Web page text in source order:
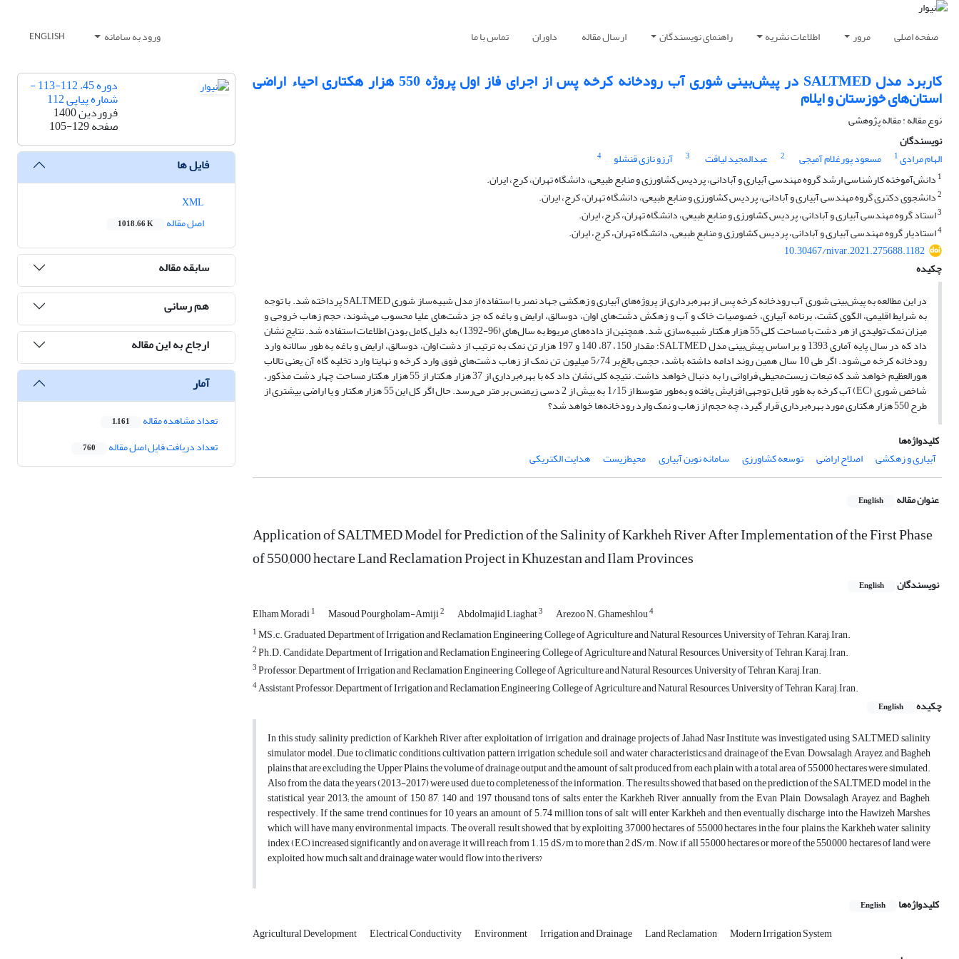
صفحه اصلی مرور اطلاعات نشریه راهنمای نویسندگان ارسال مقاله داوران تماس با ما ورود به سامانه ENGLISH
کاربرد مدل SALTMED در پیش‌بینی شوری آب رودخانه‌ کرخه پس از اجرای فاز اول پروژه 550 هزار هکتاری احیاء اراضی
استان‌های خوزستان و ایلام
نوع مقاله : مقاله پژوهشی
نویسندگان
الهام مرادی1 مسعود پورغلام آمیجی 2 عبدالمجید لیاقت 3 آرزو نازی قنشلو
4
1 دانش‌آموخته کارشناسی ارشد گروه مهندسی آبیاری و آبادانی، پردیس کشاورزی و منابع طبیعی، دانشگاه تهران، کرج، ایران.
2دانشجوی دکتری گروه مهندسی آبیاری و آبادانی، پردیس کشاورزی و منابع طبیعی، دانشگاه تهران، کرج، ایران.
3استاد گروه مهندسی آبیاری و آبادانی، پردیس کشاورزی و منابع طبیعی، دانشگاه تهران، کرج، ایران.
4استادیار گروه مهندسی آبیاری و آبادانی، پردیس کشاورزی و منابع طبیعی، دانشگاه تهران، کرج، ایران.
10.30467/nivar.2021.275688.1182
چکیده
در این مطالعه به پیش‌بینی شوری آب رودخانه کرخه پس از بهره‌برداری از پروژه‌ها‌ی آبیاری و زهکشی جهاد نصر با استفاده از مدل شبیه‌ساز شوری SALTMED پرداخته شد. با توجه
به شرایط اقلیمی، الگوی کشت، برنامه آبیاری، خصوصیات خاک و آب و زهکش دشت‌های اوان، دوسالق، ارایض و باغه که جز دشت‌های علیا محسوب می‌شوند، حجم زهاب خروجی و
میزان نمک تولیدی از هر دشت با مساحت کلی 55 هزار هکتار شبیه‌سازی شد. همچنین از داده‌ها‌ی مربوط به سال‌های (96-1392) به دلیل کامل بودن اطلاعات استفاده شد. نتایج نشان
داد که در سال پایه آماری 1393 و بر اساس پیش‌بینی مدل SALTMED؛ مقدار 150، 87، 140 و 197 هزار تن نمک به ترتیب از دشت اوان، دوسالق، ارایض و باغه به طور سالانه وارد
رودخانه کرخه می‌شود. اگر طی 10 سال همین روند ادامه داشته باشد، حجمی بالغ‌بر 5/74 میلیون تن نمک از زهاب دشت‌های فوق وارد کرخه و نهایتا وارد تخلیه گاه آن یعنی تالاب
هورالعظیم خواهد شد که تبعات زیست‌محیطی فراوانی را به دنبال خواهد داشت. نتیجه کلی نشان داد که با بهره‌برداری از 37 هزار هکتار از 55 هزار هکتار مساحت چهار دشت مذکور،
شاخص شوری (EC) آب کرخه به طور قابل‌ توجهی افزایش یافته و به‌طور متوسط از 1/15 به بیش از 2 دسی ‌زیمنس بر متر می‌رسد. حال اگر کل این 55 هزار هکتار و یا اراضی بیشتری از
طرح 550 هزار هکتاری مورد بهره‌برداری قرار گیرد، چه حجم از زهاب و نمک وارد رودخانه‌ها خواهد شد؟
کلیدواژه‌ها
آبیاری و زهکشی
اصلاح اراضی توسعه کشاورزی سامانه نوین آبیاری محیط‌زیست هدایت الکتریکی
عنوان مقاله English
Application of SALTMED Model for Prediction of the Salinity of Karkheh River After Implementation of the First Phase
of 550,000 hectare Land Reclamation Project in Khuzestan and Ilam Provinces
نویسندگان English
Elham Moradi1 Masoud Pourgholam-Amiji2 Abdolmajid Liaghat3 Arezoo N. Ghameshlou4
1MS.c. Graduated, Department of Irrigation and Reclamation Engineering, College of Agriculture and Natural Resources, University of Tehran, Karaj, Iran.
2Ph.D. Candidate, Department of Irrigation and Reclamation Engineering, College of Agriculture and Natural Resources, University of Tehran, Karaj, Iran.
3Professor, Department of Irrigation and Reclamation Engineering, College of Agriculture and Natural Resources, University of Tehran, Karaj, Iran.
4Assistant Professor, Department of Irrigation and Reclamation Engineering, College of Agriculture and Natural Resources, University of Tehran, Karaj, Iran.
چکیده
English
In this study, salinity prediction of Karkheh River after exploitation of irrigation and drainage projects of Jahad Nasr Institute was investigated using SALTMED salinity
simulator model. Due to climatic conditions, cultivation pattern, irrigation schedule, soil and water characteristics and drainage of the Evan, Dowsalagh, Arayez and Bagheh
plains that are excluding the Upper Plains, the volume of drainage output and the amount of salt produced from each plain with a total area of 55,000 hectares were simulated.
Also from the data, the years (2013-2017) were used due to completeness of the information. The results showed that based on the prediction of the SALTMED model in the
statistical year 2013; the amount of 150, 87, 140 and 197 thousand tons of salts enter the Karkheh River annually from the Evan Plain, Dowsalagh, Arayez and Bagheh,
respectively. If the same trend continues for 10 years, an amount of 5.74 million tons of salt will enter Karkheh and then eventually discharge into the Hawizeh Marshes,
which will have many environmental impacts. The overall result showed that by exploiting 37,000 hectares of 55,000 hectares in the four plains, the Karkheh water salinity
index (EC) increased significantly and on average, it will reach from 1.15 dS/m to more than 2 dS/m. Now, if all 55,000 hectares or more of the 550,000 hectares of land were
exploited, how much salt and drainage water would flow into the rivers?
کلیدواژه‌ها English
Agricultural Development Electrical Conductivity Environment Irrigation and Drainage Land Reclamation Modern Irrigation System
دوره 45، 112-113 -
شماره پیاپی 112
فروردین 1400
صفحه105-129
فایل ها
اصل مقاله
1018.66 K
سابقه مقاله
هم رسانی
ارجاع به این مقاله
آمار
تعداد مشاهده مقاله 1,161
تعداد دریافت فایل اصل مقاله 760